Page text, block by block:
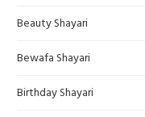
Beauty Shayari
Bewafa Shayari
Birthday Shayari